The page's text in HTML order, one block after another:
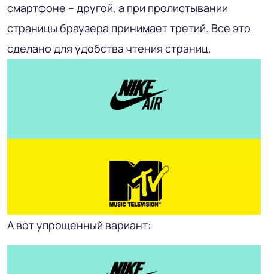
смартфоне – другой, а при пролистывании
страницы браузера принимает третий. Все это
сделано для удобства чтения страниц.
А вот упрощенный вариант: